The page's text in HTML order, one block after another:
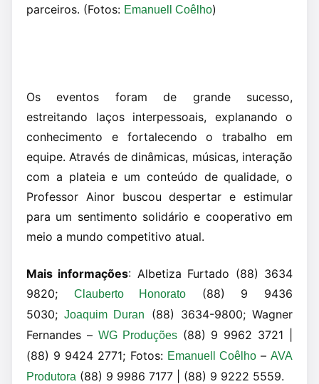
parceiros. (Fotos: Emanuell Coêlho)
Os eventos foram de grande sucesso,
estreitando laços interpessoais, explanando o
conhecimento e fortalecendo o trabalho em
equipe. Através de dinâmicas, músicas, interação
com a plateia e um conteúdo de qualidade, o
Professor Ainor buscou despertar e estimular
para um sentimento solidário e cooperativo em
meio a mundo competitivo atual.
Mais informações: Albetiza Furtado (88) 3634
9820;
Clauberto Honorato
(88) 9 9436
5030;Joaquim Duran
(88) 3634-9800; Wagner
Fernandes – WG Produções(88) 9 9962 3721 |
(88) 9 9424 2771; Fotos: Emanuell Coêlho– AVA
Produtora (88) 9 9986 7177 | (88) 9 9222 5559.